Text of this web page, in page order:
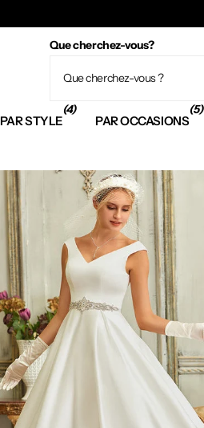
Que cherchez-vous?
PAR STYLE
(4)
PAR OCCASIONS
(5)